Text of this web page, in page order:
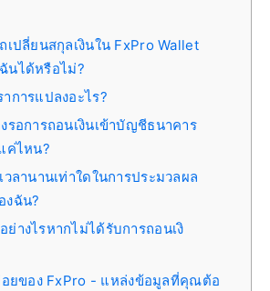
เปลี่ยนสกุลเงินใน FxPro Wallet
นได้หรือไม่?
การแปลงอะไร?
รอการถอนเงินเข้าบัญชีธนาคาร
ค่ไหน?
วลานานเท่าใดในการประมวลผล
งฉัน?
ย่างไรหากไม่ได้รับการถอนเงิ
ยของ FxPro - แหล่งข้อมูลที่คุณต้อ